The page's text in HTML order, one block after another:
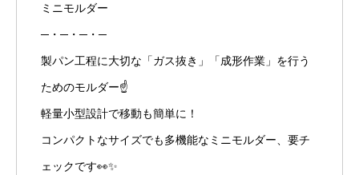
ミニモルダー
─・─・─・─
製パン工程に大切な「ガス抜き」「成形作業」を行う
ためのモルダー☝
軽量小型設計で移動も簡単に！
コンパクトなサイズでも多機能なミニモルダー、要チ
ェックです👀✨